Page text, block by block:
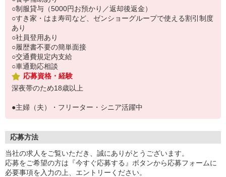
○制服貸与（5000円お預かり／返却後返金）
○すき家・はま寿司など、ゼンショーグループで使える割引制度
あり
○社員登用あり
○履歴書不要の簡単面接
○交通費規定内支給
○車通勤応相談
応募資格・経験
深夜帯のため18歳以上
●主婦（夫）・フリーター・シニア活躍中
応募方法
当社の求人をご覧いただき、誠にありがとうございます。
応募をご希望の方は『今すぐ応募する』ボタンから応募フォームに
必要事項を入力の上、エントリーください。